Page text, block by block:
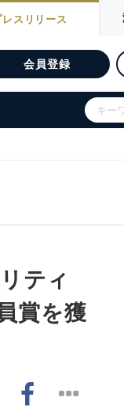
レスリリース
会員登録
ティ
賞を獲